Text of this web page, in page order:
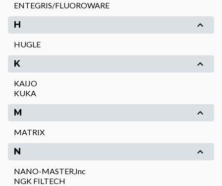
ENTEGRIS/FLUOROWARE
H
HUGLE
K
KAIJO
KUKA
M
MATRIX
N
NANO-MASTER,Inc
NGK FILTECH